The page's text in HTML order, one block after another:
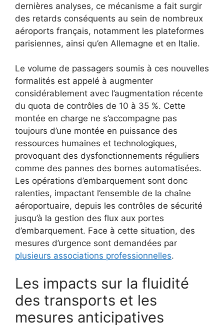
dernières analyses, ce mécanisme a fait surgir
des retards conséquents au sein de nombreux
aéroports français, notamment les plateformes
parisiennes, ainsi qu’en Allemagne et en Italie.
Le volume de passagers soumis à ces nouvelles
formalités est appelé à augmenter
considérablement avec l’augmentation récente
du quota de contrôles de 10 à 35 %. Cette
montée en charge ne s’accompagne pas
toujours d’une montée en puissance des
ressources humaines et technologiques,
provoquant des dysfonctionnements réguliers
comme des pannes des bornes automatisées.
Les opérations d’embarquement sont donc
ralenties, impactant l’ensemble de la chaîne
aéroportuaire, depuis les contrôles de sécurité
jusqu’à la gestion des flux aux portes
d’embarquement. Face à cette situation, des
mesures d’urgence sont demandées par
plusieurs associations professionnelles.
Les impacts sur la fluidité
des transports et les
mesures anticipatives